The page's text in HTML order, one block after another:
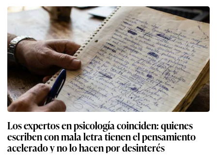
Los expertos en psicología coinciden: quienes
escriben con mala letra tienen el pensamiento
acelerado y no lo hacen por desinterés